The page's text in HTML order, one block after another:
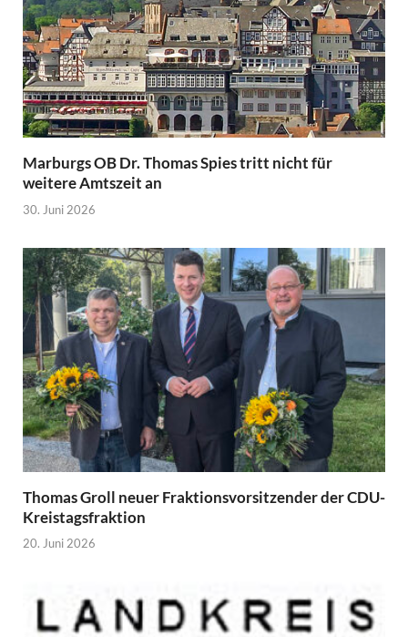
Marburgs OB Dr. Thomas Spies tritt nicht für
weitere Amtszeit an
30. Juni 2026
Thomas Groll neuer Fraktionsvorsitzender der CDU-
Kreistagsfraktion
20. Juni 2026